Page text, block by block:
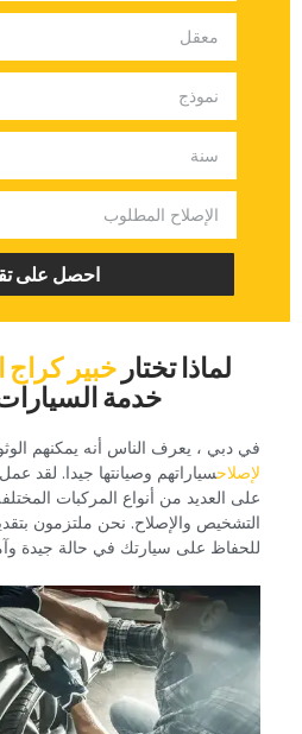
‏لماذا تختار‏خبير كراج
خدمة
‏في دبي ، يعرف الناس أنه يمكنهم
لإصلاح‏‏سياراتهم وصيانتها جيدا. لقد
على العديد من أنواع المركبات
التشخيص والإصلاح. نحن ملتزمون
للحفاظ على سيارتك في حالة جيدة
‏احصل على